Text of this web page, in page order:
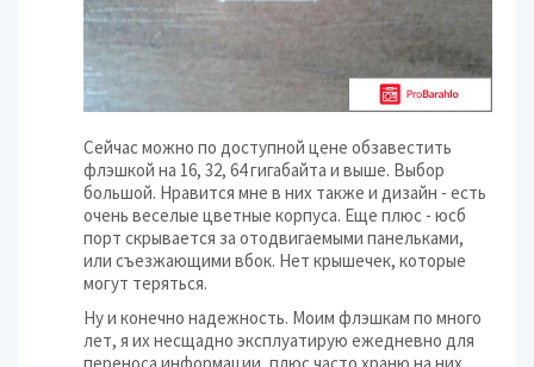
Сейчас можно по доступной цене обзавестить
флэшкой на 16, 32, 64 гигабайта и выше. Выбор
большой. Нравится мне в них также и дизайн - есть
очень веселые цветные корпуса. Еще плюс - юсб
порт скрывается за отодвигаемыми панельками,
или съезжающими вбок. Нет крышечек, которые
могут теряться.
Ну и конечно надежность. Моим флэшкам по много
лет, я их несщадно эксплуатирую ежедневно для
переноса информации, плюс часто храню на них